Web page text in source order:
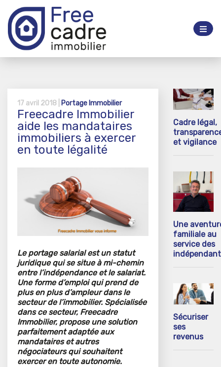
17 avril 2018 | Portage Immobilier
Freecadre Immobilier
aide les mandataires
immobiliers à exercer
en toute légalité
Le portage salarial est un statut
juridique qui se situe à mi-chemin
entre l’indépendance et le salariat.
Une forme d’emploi qui prend de
plus en plus d’ampleur dans le
secteur de l’immobilier. Spécialisée
dans ce secteur, Freecadre
Immobilier, propose une solution
parfaitement adaptée aux
mandataires et autres
négociateurs qui souhaitent
exercer en toute autonomie.
Cadre légal,
et vigilance
Une
familiale au
service des
Sécuriser
ses
revenus